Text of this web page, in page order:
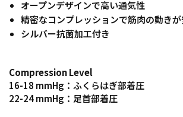
オープンデザインで高い通気性
精密なコンプレッションで筋肉の動き
シルバー抗菌加工付き
Compression Level
16-18 mmHg：ふくらはぎ部着圧
22-24 mmHg：足首部着圧